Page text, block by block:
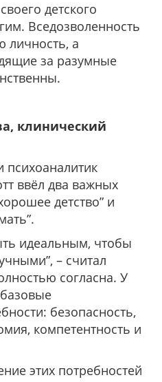
детского
Вседозволенность
личность, а
за разумные
клинический
психоаналитик
ввёл два важных
детство” и
идеальным, чтобы
– считал
согласна. У
безопасность,
компетентность и
этих потребностей